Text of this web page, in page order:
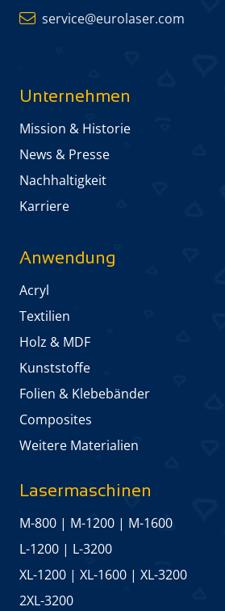
service@eurolaser.com
Unternehmen
Mission & Historie
News & Presse
Nachhaltigkeit
Karriere
Anwendung
Acryl
Textilien
Holz & MDF
Kunststoffe
Folien & Klebebänder
Composites
Weitere Materialien
Lasermaschinen
M-800 | M-1200 | M-1600
L-1200 | L-3200
XL-1200 | XL-1600 | XL-3200
2XL-3200